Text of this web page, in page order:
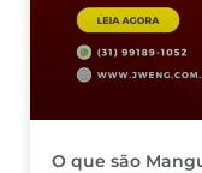
O que são